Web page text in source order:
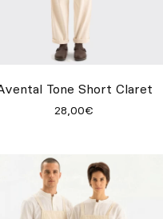
Tone Short Claret
28,00€